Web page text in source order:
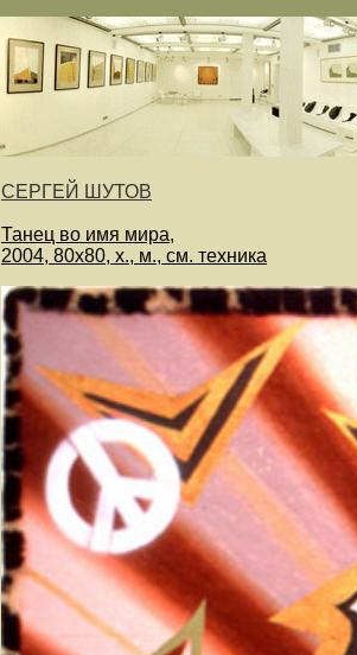
СЕРГЕЙ ШУТОВ
Танец во имя мира,
2004, 80х80, х., м., см. техника